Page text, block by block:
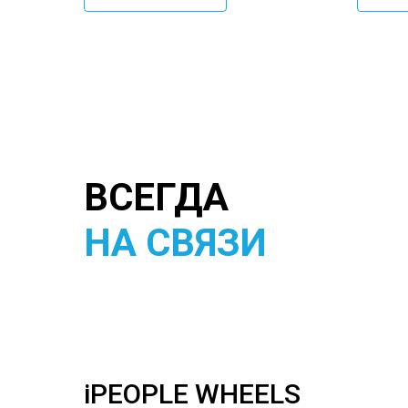
ВСЕГДА
НА СВЯЗИ
iPEOPLE WHEELS